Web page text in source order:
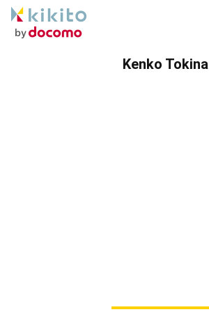
Kenko Tokina